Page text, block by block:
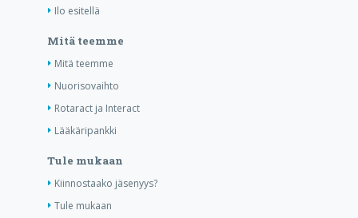
Ilo esitellä
Mitä teemme
Mitä teemme
Nuorisovaihto
Rotaract ja Interact
Lääkäripankki
Tule mukaan
Kiinnostaako jäsenyys?
Tule mukaan